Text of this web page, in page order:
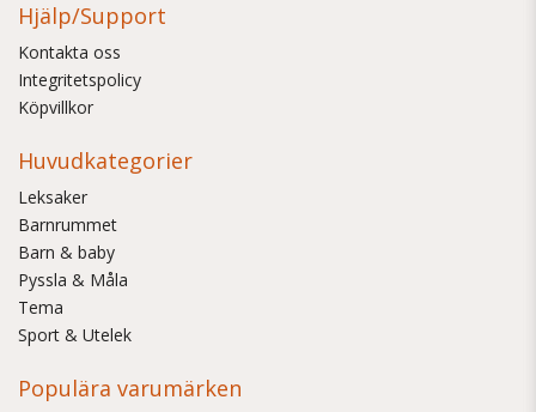
Hjälp/Support
Kontakta oss
Integritetspolicy
Köpvillkor
Huvudkategorier
Leksaker
Barnrummet
Barn & baby
Pyssla & Måla
Tema
Sport & Utelek
Populära varumärken